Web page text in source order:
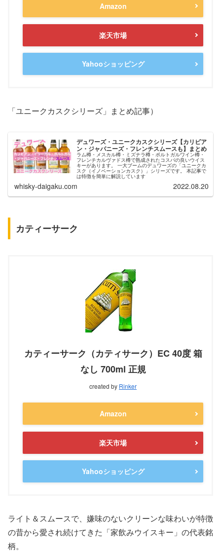
Amazon
楽天市場
Yahooショッピング
「ユニークカスクシリーズ」まとめ記事）
デュワーズ・ユニークカスクシリーズ【カリビア
ン・ジャパニーズ・フレンチスムースも】まとめ
ラム樽・メスカル樽・ミズナラ樽・ポルトガルワイン樽・
フレンチカルヴァドス樽で熟成されたコスパの良いウイス
キーがあります。 一大ブームのデュワーズの「ユニークカ
スク（イノベーションカスク）」シリーズです。 本記事で
は特徴を簡単に解説しています
whisky-daigaku.com 2022.08.20
カティーサーク
カティーサーク（カティサーク）EC 40度 箱
なし 700ml 正規
created by Rinker
Amazon
楽天市場
Yahooショッピング
ライト＆スムースで、嫌味のないクリーンな味わいが特徴
の昔から愛され続けてきた「家飲みウイスキー」の代表銘
柄。